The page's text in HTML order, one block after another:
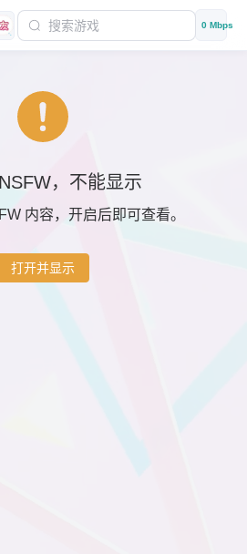
0 Mbps
，不能显示
内容，开启后即可查看。
打开并显示